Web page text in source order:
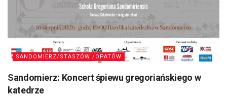
SANDOMIERZ/STASZÓW /OPATÓW
Sandomierz: Koncert śpiewu gregoriańskiego w
katedrze